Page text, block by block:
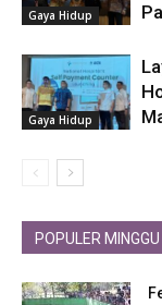
Gaya Hidup
Gaya Hidup
POPULER MINGGU